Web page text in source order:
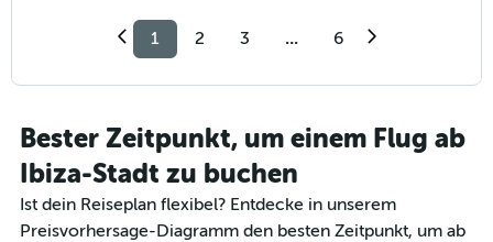
1 2 3 ... 6
Bester Zeitpunkt, um einem Flug ab
Ibiza-Stadt zu buchen
Ist dein Reiseplan flexibel? Entdecke in unserem
Preisvorhersage-Diagramm den besten Zeitpunkt, um ab